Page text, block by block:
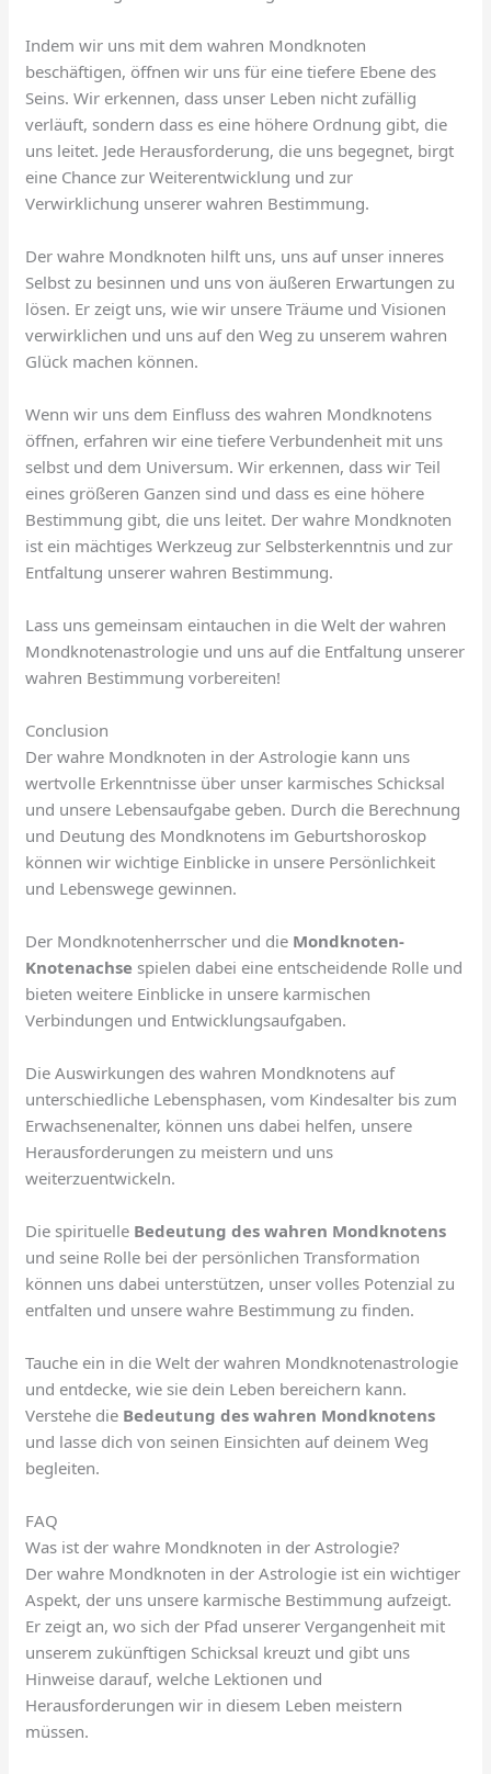
Indem wir uns mit dem wahren Mondknoten
beschäftigen, öffnen wir uns für eine tiefere Ebene des
Seins. Wir erkennen, dass unser Leben nicht zufällig
verläuft, sondern dass es eine höhere Ordnung gibt, die
uns leitet. Jede Herausforderung, die uns begegnet, birgt
eine Chance zur Weiterentwicklung und zur
Verwirklichung unserer wahren Bestimmung.
Der wahre Mondknoten hilft uns, uns auf unser inneres
Selbst zu besinnen und uns von äußeren Erwartungen zu
lösen. Er zeigt uns, wie wir unsere Träume und Visionen
verwirklichen und uns auf den Weg zu unserem wahren
Glück machen können.
Wenn wir uns dem Einfluss des wahren Mondknotens
öffnen, erfahren wir eine tiefere Verbundenheit mit uns
selbst und dem Universum. Wir erkennen, dass wir Teil
eines größeren Ganzen sind und dass es eine höhere
Bestimmung gibt, die uns leitet. Der wahre Mondknoten
ist ein mächtiges Werkzeug zur Selbsterkenntnis und zur
Entfaltung unserer wahren Bestimmung.
Lass uns gemeinsam eintauchen in die Welt der wahren
Mondknotenastrologie und uns auf die Entfaltung unserer
wahren Bestimmung vorbereiten!
Conclusion
Der wahre Mondknoten in der Astrologie kann uns
wertvolle Erkenntnisse über unser karmisches Schicksal
und unsere Lebensaufgabe geben. Durch die Berechnung
und Deutung des Mondknotens im Geburtshoroskop
können wir wichtige Einblicke in unsere Persönlichkeit
und Lebenswege gewinnen.
Der Mondknotenherrscher und die Mondknoten-
Knotenachse spielen dabei eine entscheidende Rolle und
bieten weitere Einblicke in unsere karmischen
Verbindungen und Entwicklungsaufgaben.
Die Auswirkungen des wahren Mondknotens auf
unterschiedliche Lebensphasen, vom Kindesalter bis zum
Erwachsenenalter, können uns dabei helfen, unsere
Herausforderungen zu meistern und uns
weiterzuentwickeln.
Die spirituelle Bedeutung des wahren Mondknotens
und seine Rolle bei der persönlichen Transformation
können uns dabei unterstützen, unser volles Potenzial zu
entfalten und unsere wahre Bestimmung zu finden.
Tauche ein in die Welt der wahren Mondknotenastrologie
und entdecke, wie sie dein Leben bereichern kann.
Verstehe die Bedeutung des wahren Mondknotens
und lasse dich von seinen Einsichten auf deinem Weg
begleiten.
FAQ
Was ist der wahre Mondknoten in der Astrologie?
Der wahre Mondknoten in der Astrologie ist ein wichtiger
Aspekt, der uns unsere karmische Bestimmung aufzeigt.
Er zeigt an, wo sich der Pfad unserer Vergangenheit mit
unserem zukünftigen Schicksal kreuzt und gibt uns
Hinweise darauf, welche Lektionen und
Herausforderungen wir in diesem Leben meistern
müssen.